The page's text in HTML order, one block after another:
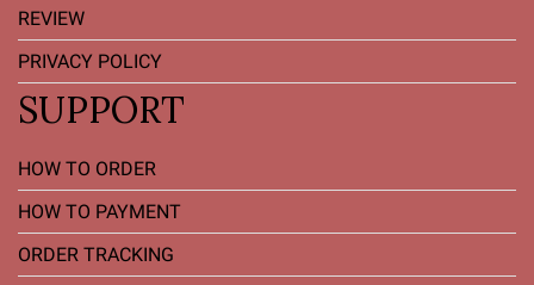
REVIEW
PRIVACY POLICY
SUPPORT
HOW TO ORDER
HOW TO PAYMENT
ORDER TRACKING